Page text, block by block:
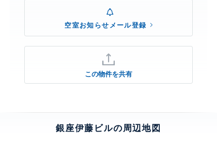
空室お知らせメール登録
この物件を共有
銀座伊藤ビルの周辺地図